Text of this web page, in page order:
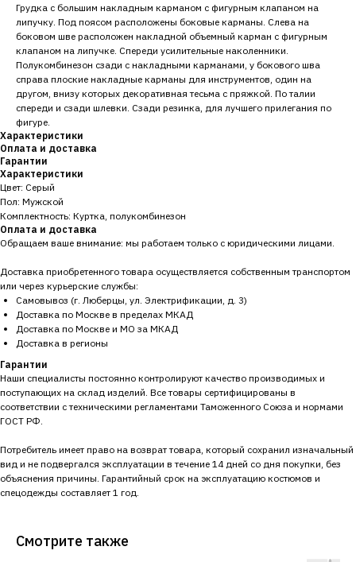
Грудка с большим накладным карманом с фигурным клапаном на
липучку. Под поясом расположены боковые карманы. Слева на
боковом шве расположен накладной объемный карман с фигурным
клапаном на липучке. Спереди усилительные наколенники.
Полукомбинезон сзади с накладными карманами, у бокового шва
справа плоские накладные карманы для инструментов, один на
другом, внизу которых декоративная тесьма с пряжкой. По талии
спереди и сзади шлевки. Сзади резинка, для лучшего прилегания по
фигуре.
Характеристики
Оплата и доставка
Гарантии
Характеристики
Цвет: Серый
Пол: Мужской
Комплектность: Куртка, полукомбинезон
Оплата и доставка
Обращаем ваше внимание: мы работаем только с юридическими лицами.
Доставка приобретенного товара осуществляется собственным транспортом
или через курьерские службы:
Самовывоз (г. Люберцы, ул. Электрификации, д. 3)
Доставка по Москве в пределах МКАД
Доставка по Москве и МО за МКАД
Доставка в регионы
Гарантии
Наши специалисты постоянно контролируют качество производимых и
поступающих на склад изделий. Все товары сертифицированы в
соответствии с техническими регламентами Таможенного Союза и нормами
ГОСТ РФ.
Потребитель имеет право на возврат товара, который сохранил изначальный
вид и не подвергался эксплуатации в течение 14 дней со дня покупки, без
объяснения причины. Гарантийный срок на эксплуатацию костюмов и
спецодежды составляет 1 год.
Смотрите также